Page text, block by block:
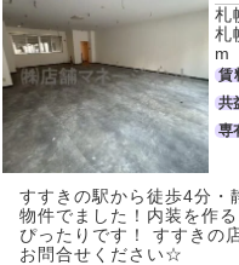
札
札
m
賃
共
専
すすきの駅から徒歩4分・
物件でました！内装を作
ぴったりです！ すすきの
お問合せください☆